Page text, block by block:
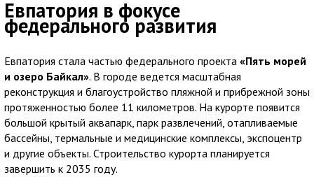
Евпатория в фокусе
федерального развития
Евпатория стала частью федерального проекта «Пять морей
и озеро Байкал». В городе ведется масштабная
реконструкция и благоустройство пляжной и прибрежной зоны
протяженностью более 11 километров. На курорте появится
большой крытый аквапарк, парк развлечений, отапливаемые
бассейны, термальные и медицинские комплексы, экспоцентр
и другие объекты. Строительство курорта планируется
завершить к 2035 году.